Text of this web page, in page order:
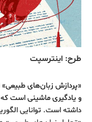
طرح: اینترسپت
«پردازش زبان‌های طبیعی»
و یادگیری ماشینی است
داشته است. توانایی